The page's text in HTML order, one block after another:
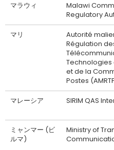
マラウィ
Malawi
Regulatory
マリ
Autorité
Régulation
Technologies
et de la
Postes
マレーシア SIRIM QAS
ミャンマー (ビ
ルマ)
Ministry of